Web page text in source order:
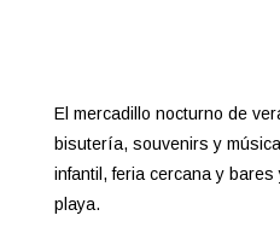
El mercadillo nocturno de
bisutería, souvenirs y
infantil, feria cercana y
playa.